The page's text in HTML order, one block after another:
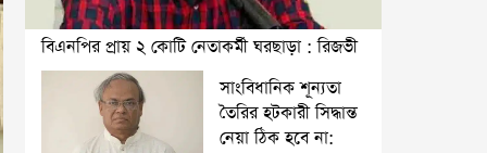
বিএনপির প্রায় ২ কোটি নেতাকর্মী ঘরছাড়া : রিজভী
সাংবিধানিক শূন্যতা
তৈরির হটকারী সিদ্ধান্ত
নেয়া ঠিক হবে না: